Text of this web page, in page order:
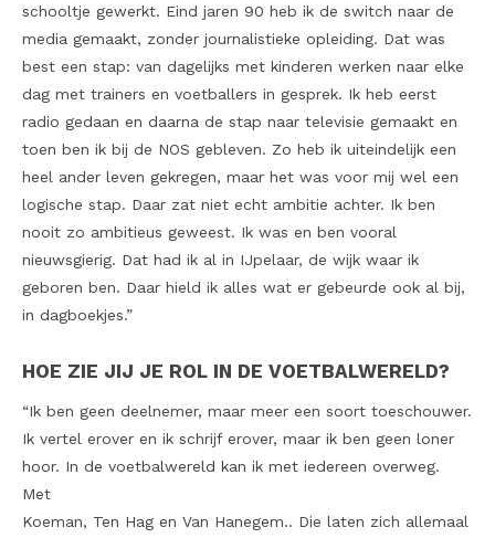
schooltje gewerkt. Eind jaren 90 heb ik de switch naar de
media gemaakt, zonder journalistieke opleiding. Dat was
best een stap: van dagelijks met kinderen werken naar elke
dag met trainers en voetballers in gesprek. Ik heb eerst
radio gedaan en daarna de stap naar televisie gemaakt en
toen ben ik bij de NOS gebleven. Zo heb ik uiteindelijk een
heel ander leven gekregen, maar het was voor mij wel een
logische stap. Daar zat niet echt ambitie achter. Ik ben
nooit zo ambitieus geweest. Ik was en ben vooral
nieuwsgierig. Dat had ik al in IJpelaar, de wijk waar ik
geboren ben. Daar hield ik alles wat er gebeurde ook al bij,
in dagboekjes.”
HOE ZIE JIJ JE ROL IN DE VOETBALWERELD?
“Ik ben geen deelnemer, maar meer een soort toeschouwer.
Ik vertel erover en ik schrijf erover, maar ik ben geen loner
hoor. In de voetbalwereld kan ik met iedereen overweg.
Met
Koeman, Ten Hag en Van Hanegem.. Die laten zich allemaal